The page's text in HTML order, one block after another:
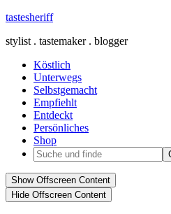
tastesheriff
stylist . tastemaker . blogger
Köstlich
Unterwegs
Selbstgemacht
Empfiehlt
Entdeckt
Persönliches
Shop
Show Offscreen Content
Hide Offscreen Content